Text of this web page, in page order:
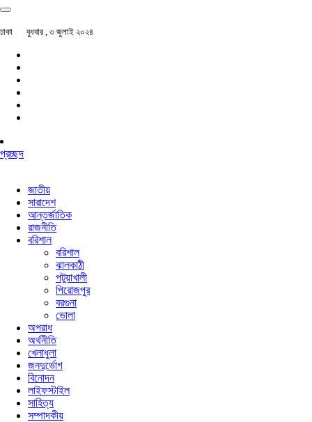
ঢাকা বুধবার , ৩ জুলাই ২০২৪
প্রচ্ছদ
জাতীয়
সারাদেশ
আন্তর্জাতিক
রাজনীতি
বরিশাল
বরিশাল
ঝালকাঠী
পটুয়াখালী
পিরোজপুর
বরগুনা
ভোলা
অপরাধ
অর্থনীতি
খেলাধুলা
জনদুর্ভোগ
বিনোদন
লাইফস্টাইল
সাহিত্য
সম্পাদকীয়